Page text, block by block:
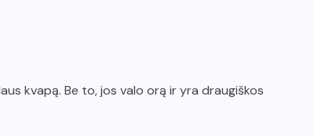
kvapą. Be to, jos valo orą ir yra draugiškos